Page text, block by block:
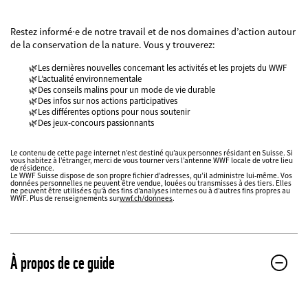
FIELDSET
Restez informé·e de notre travail et de nos domaines d’action autour
de la conservation de la nature. Vous y trouverez:
Les dernières nouvelles concernant les activités et les projets du WWF
L’actualité environnementale
Des conseils malins pour un mode de vie durable
Des infos sur nos actions participatives
Les différentes options pour nous soutenir
Des jeux-concours passionnants
FIELDSET
fieldset
Le contenu de cette page internet n’est destiné qu’aux personnes résidant en Suisse. Si
vous habitez à l’étranger, merci de vous tourner vers l’antenne WWF locale de votre lieu
de résidence.
Le WWF Suisse dispose de son propre fichier d’adresses, qu’il administre lui-même. Vos
données personnelles ne peuvent être vendue, louées ou transmisses à des tiers. Elles
ne peuvent être utilisées qu’à des fins d’analyses internes ou à d’autres fins propres au
WWF. Plus de renseignements surwwf.ch/donnees.
À propos de ce guide